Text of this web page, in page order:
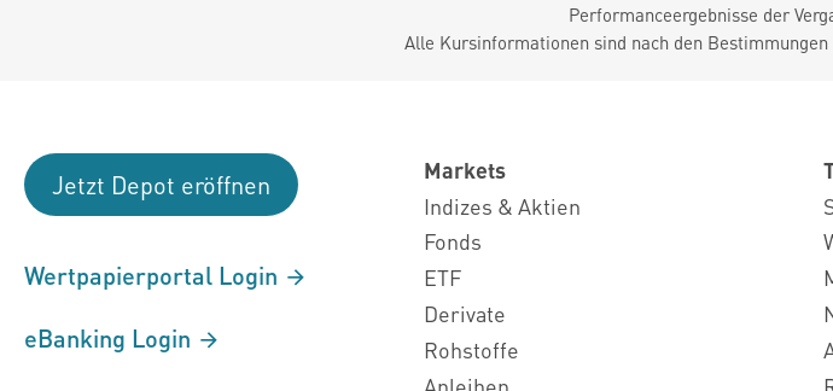
Performanceergebnisse der
Alle Kursinformationen sind nach den
Jetzt Depot eröffnen
Wertpapierportal Login
eBanking Login
Markets
Indizes & Aktien
Fonds
ETF
Derivate
Rohstoffe
Anleihen